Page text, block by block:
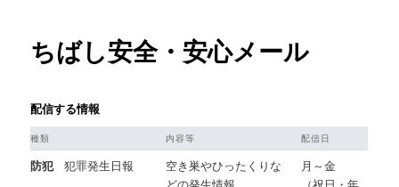
ちばし安全・安心メール
配信する情報
種類 内容等 配信日
防犯 犯罪発生日報
空き巣やひったくりな
月～金